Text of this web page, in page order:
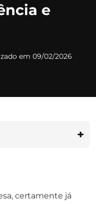
e
em 09/02/2026
certamente já